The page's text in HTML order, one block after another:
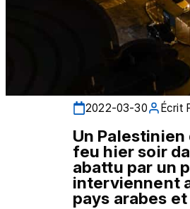
2022-03-30 Écrit
Un
feu hier soir
abattu par un
interviennent
pays arabes